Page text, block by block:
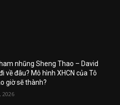
nhũng Sheng Thao – David
về đâu? Mô hình XHCN của Tô
giờ sẽ thành?
2026